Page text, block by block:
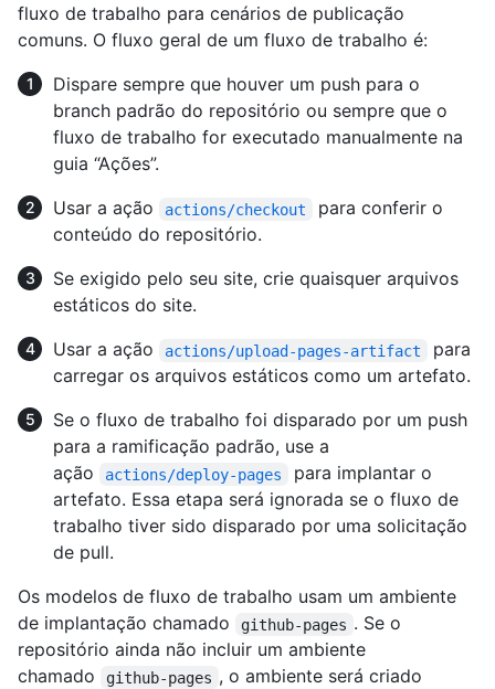
fluxo de trabalho para cenários de publicação
comuns. O fluxo geral de um fluxo de trabalho é:
Dispare sempre que houver um push para o
branch padrão do repositório ou sempre que o
fluxo de trabalho for executado manualmente na
guia “Ações”.
Usar a ação
actions/checkout
para conferir o
conteúdo do repositório.
Se exigido pelo seu site, crie quaisquer arquivos
estáticos do site.
Usar a ação
actions/upload-pages-artifact
para
carregar os arquivos estáticos como um artefato.
Se o fluxo de trabalho foi disparado por um push
para a ramificação padrão, use a
ação
actions/deploy-pages
para implantar o
artefato. Essa etapa será ignorada se o fluxo de
trabalho tiver sido disparado por uma solicitação
de pull.
Os modelos de fluxo de trabalho usam um ambiente
de implantação chamado
github-pages . Se o
repositório ainda não incluir um ambiente
chamado
github-pages , o ambiente será criado